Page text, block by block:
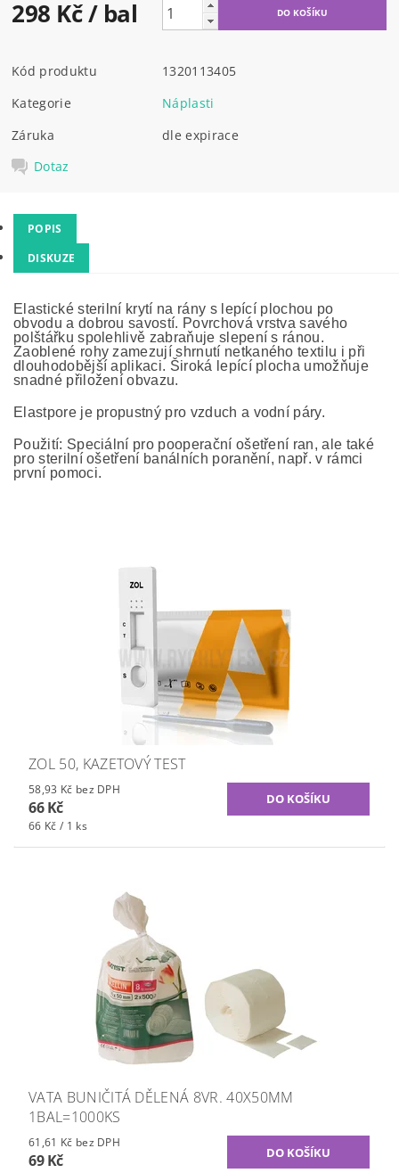
298 Kč/ bal
Kód produktu
1320113405
Kategorie
Náplasti
Záruka
dle expirace
Dotaz
POPIS
DISKUZE
Elastické sterilní krytí na rány s lepící plochou po
obvodu a dobrou savostí. Povrchová vrstva savého
polštářku spolehlivě zabraňuje slepení s ránou.
Zaoblené rohy zamezují shrnutí netkaného textilu i při
dlouhodobější aplikaci. Široká lepící plocha umožňuje
snadné přiložení obvazu.
Elastpore je propustný pro vzduch a vodní páry.
Použití: Speciální pro pooperační ošetření ran, ale také
pro sterilní ošetření banálních poranění, např. v rámci
první pomoci.
ZOL 50, KAZETOVÝ TEST
58,93 Kč bez DPH
66 Kč
66 Kč / 1 ks
VATA BUNIČITÁ DĚLENÁ 8VR. 40X50MM
1BAL=1000KS
61,61 Kč bez DPH
69 Kč